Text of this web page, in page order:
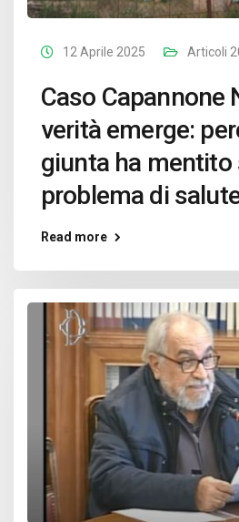
12 Aprile 2025 Articoli
Caso Capannone
verità emerge:
giunta ha mentito
problema di
Read more